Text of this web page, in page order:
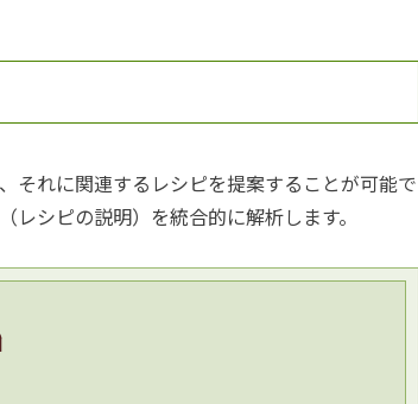
それに関連するレシピを提案することが可能で
シピの説明）を統合的に解析します。